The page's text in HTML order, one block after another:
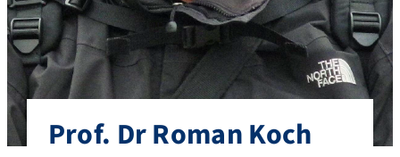
Prof. Dr Roman Koch